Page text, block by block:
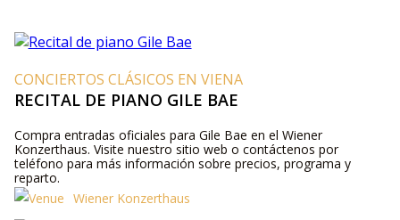
CONCIERTOS CLÁSICOS EN VIENA
RECITAL DE PIANO GILE BAE
Compra entradas oficiales para Gile Bae en el Wiener
Konzerthaus. Visite nuestro sitio web o contáctenos por
teléfono para más información sobre precios, programa y
reparto.
Wiener Konzerthaus